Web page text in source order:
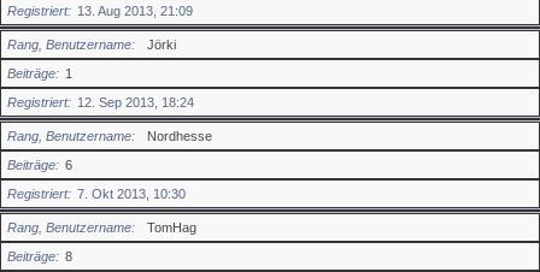
Registriert
13. Aug 2013, 21:09
Rang, Benutzername
Jörki
Beiträge
1
Registriert
12. Sep 2013, 18:24
Rang, Benutzername
Nordhesse
Beiträge
6
Registriert
7. Okt 2013, 10:30
Rang, Benutzername
TomHag
Beiträge
8